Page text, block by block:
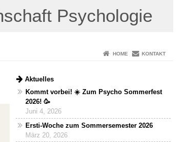
Psychologie
HOME KONTAKT
Aktuelles
Kommt vorbei! ☀️ Zum Psycho Sommerfest
2026! 🥳
Juni 4, 2026
Ersti-Woche zum Sommersemester 2026
März 20, 2026